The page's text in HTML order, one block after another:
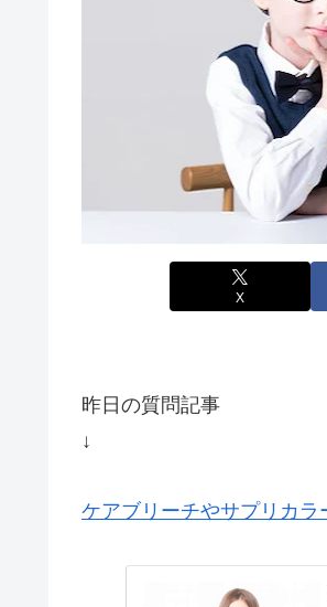
X
昨日の質問記事
↓
ケアブリーチやサプリカラ